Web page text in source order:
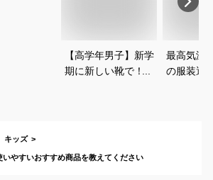
【高学年男子】新学
期に新しい靴で！か
最高気温
の服装選
キッズ
いやすいおすすめ商品を教えてください